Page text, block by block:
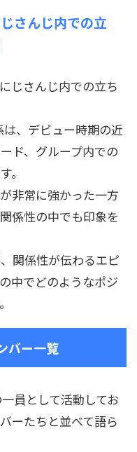
さんじ内での立
じさんじ内での立ち
、デビュー時期の近
ド、グループ内での
。
非常に強かった一方
係性の中でも印象を
関係性が伝わるエピ
中でどのようなポジ
バー一覧
員として活動してお
ーたちと並べて語ら